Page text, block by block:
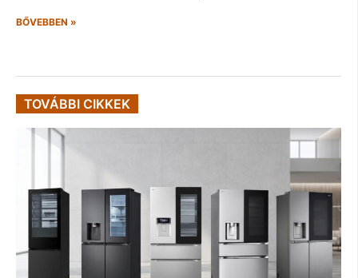
BŐVEBBEN »
TOVÁBBI CIKKEK